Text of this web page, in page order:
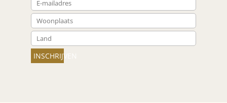
INSCHRIJVEN